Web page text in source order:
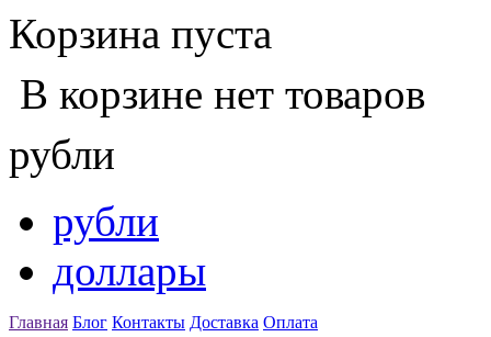
Корзина пуста
В корзине нет товаров
рубли
рубли
доллары
Главная Блог Контакты Доставка Оплата